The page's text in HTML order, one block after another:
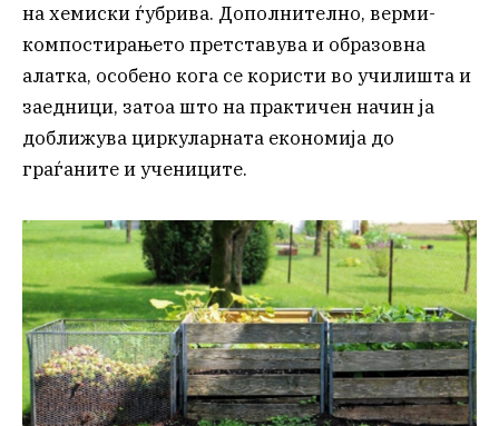
на хемиски ѓубрива. Дополнително, верми-
компостирањето претставува и образовна
алатка, особено кога се користи во училишта и
заедници, затоа што на практичен начин ја
доближува циркуларната економија до
граѓаните и учениците.